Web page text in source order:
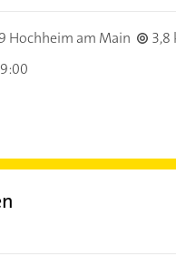
Hochheim am Main
3,8